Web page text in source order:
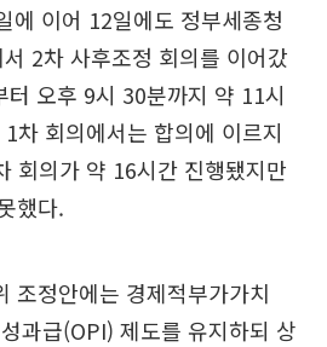
에 이어 12일에도 정부세종청
2차 사후조정 회의를 이어갔
오후 9시 30분까지 약 11시
차 회의에서는 합의에 이르지
회의가 약 16시간 진행됐지만
했다.
조정안에는 경제적부가가치
과급(OPI) 제도를 유지하되 상